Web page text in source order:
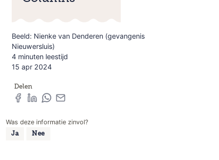
Beeld: Nienke van Denderen (gevangenis
Nieuwersluis)
4 minuten leestijd
15 apr 2024
Delen
Was deze informatie zinvol?
Ja Nee